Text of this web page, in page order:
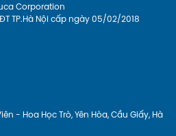
Corporation
TP.Hà Nội cấp ngày 05/02/2018
- Hoa Học Trò, Yên Hòa, Cầu Giấy, Hà